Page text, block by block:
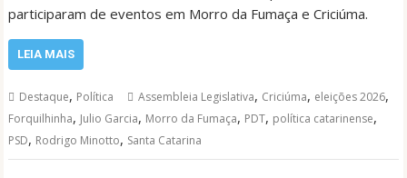
participaram de eventos em Morro da Fumaça e Criciúma.
LEIA MAIS
Destaque, Política Assembleia Legislativa, Criciúma, eleições 2026,
Forquilhinha, Julio Garcia, Morro da Fumaça, PDT, política catarinense,
PSD, Rodrigo Minotto, Santa Catarina